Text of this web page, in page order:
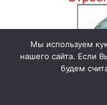
Мы используем
нашего сайта. Если
будем